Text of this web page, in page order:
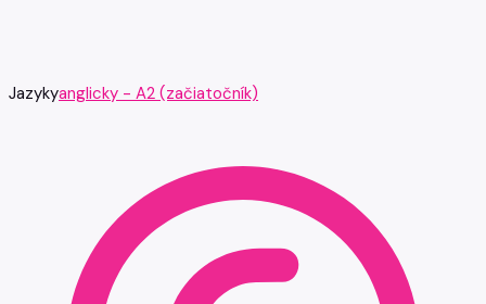
Jazykyanglicky - A2 (začiatočník)